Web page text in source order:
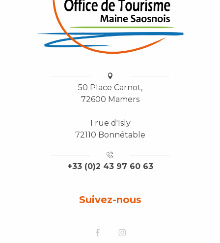
50 Place Carnot,
72600 Mamers
1 rue d'Isly
72110 Bonnétable
+33 (0)2 43 97 60 63
Suivez-nous